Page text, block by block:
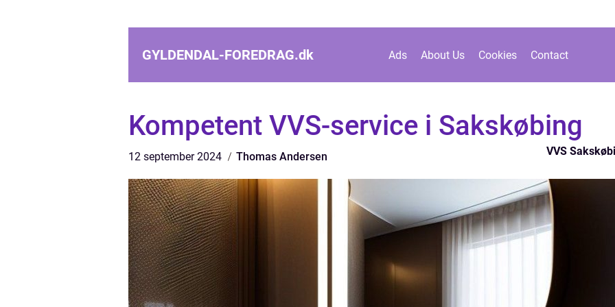
GYLDENDAL-FOREDRAG.dk Ads About Us Cookies Contact
Kompetent VVS-service i Sakskøbing
12 september 2024 Thomas Andersen VVS